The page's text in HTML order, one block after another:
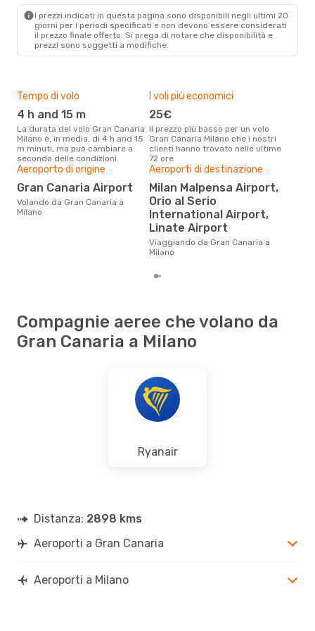
I prezzi indicati in questa pagina sono disponibili negli ultimi 20
giorni per i periodi specificati e non devono essere considerati
il ​​prezzo finale offerto. Si prega di notare che disponibilità e
prezzi sono soggetti a modifiche.
Tempo di volo
4 h and 15 m
La durata del volo Gran Canaria
Milano è, in media, di 4 h and 15
m minuti, ma può cambiare a
seconda delle condizioni.
I voli più economici
25€
Il prezzo più basso per un volo
Gran Canaria Milano che i nostri
clienti hanno trovato nelle ultime
72 ore
Aeroporto di origine
Gran Canaria Airport
Volando da Gran Canaria a
Milano
Aeroporti di destinazione
Milan Malpensa Airport,
Orio al Serio
International Airport,
Linate Airport
Viaggiando da Gran Canaria a
Milano
Compagnie aeree che volano da
Gran Canaria a Milano
Ryanair
Distanza: 2898 kms
Aeroporti a Gran Canaria
Aeroporti a Milano